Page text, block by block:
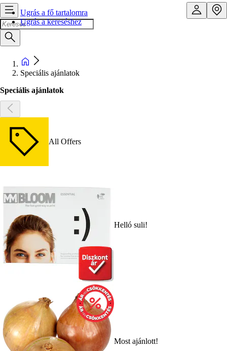
Ugrás a fő tartalomra
Ugrás a kereséshez
Speciális ajánlatok
Speciális ajánlatok
All Offers
Helló suli!
Most ajánlott!